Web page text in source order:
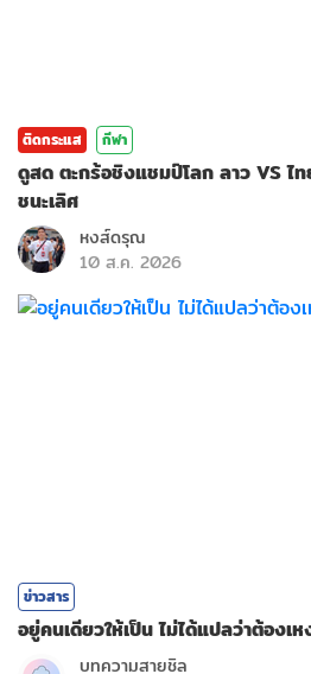
ติดกระแส กีฬา
ดูสด ตะกร้อชิงแชมป์โลก ลาว VS ไ
ชนะเลิศ
หงส์ดรุณ
10 ส.ค. 2026
ข่าวสาร
อยู่คนเดียวให้เป็น ไม่ได้แปลว่าต้องเห
บทความสายชิล